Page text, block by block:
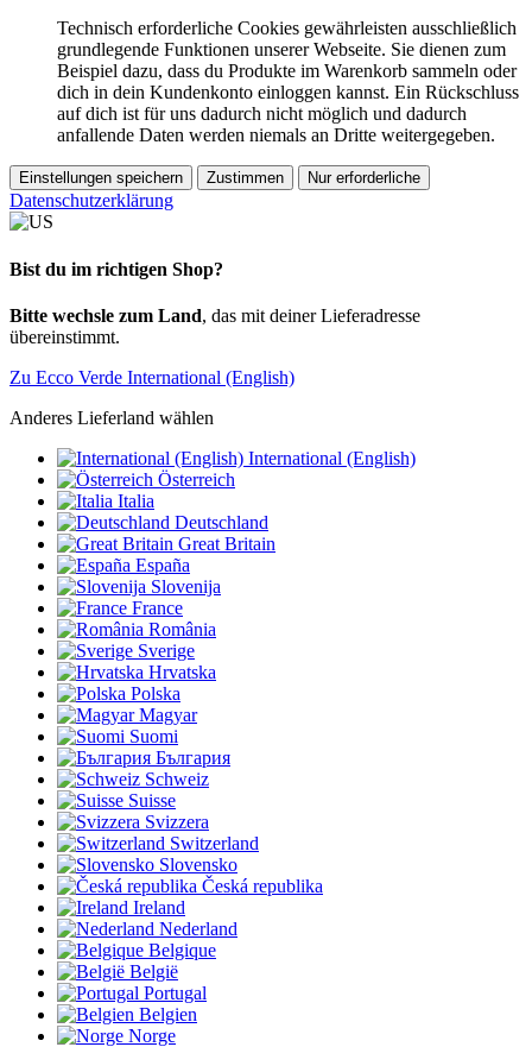
Technisch erforderliche Cookies gewährleisten ausschließlich
grundlegende Funktionen unserer Webseite. Sie dienen zum
Beispiel dazu, dass du Produkte im Warenkorb sammeln oder
dich in dein Kundenkonto einloggen kannst. Ein Rückschluss
auf dich ist für uns dadurch nicht möglich und dadurch
anfallende Daten werden niemals an Dritte weitergegeben.
Einstellungen speichern Zustimmen Nur erforderliche
Datenschutzerklärung
Bist du im richtigen Shop?
Bitte wechsle zum Land, das mit deiner Lieferadresse
übereinstimmt.
Zu Ecco Verde International (English)
Anderes Lieferland wählen
International (English)
Österreich
Italia
Deutschland
Great Britain
España
Slovenija
France
România
Sverige
Hrvatska
Polska
Magyar
Suomi
България
Schweiz
Suisse
Svizzera
Switzerland
Slovensko
Česká republika
Ireland
Nederland
Belgique
België
Portugal
Belgien
Norge